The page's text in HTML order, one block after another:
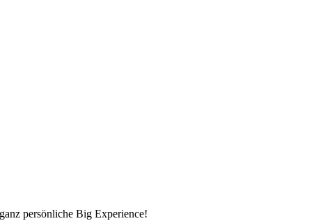
persönliche Big Experience!